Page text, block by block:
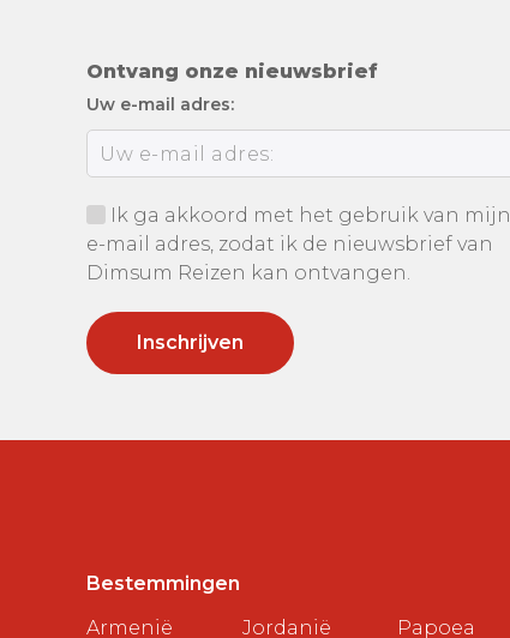
Ontvang onze nieuwsbrief
Uw e-mail adres:
Ik ga akkoord met het gebruik van mijn
e-mail adres, zodat ik de nieuwsbrief van
Dimsum Reizen kan ontvangen.
Bestemmingen
Armenië
Jordanië Papoea